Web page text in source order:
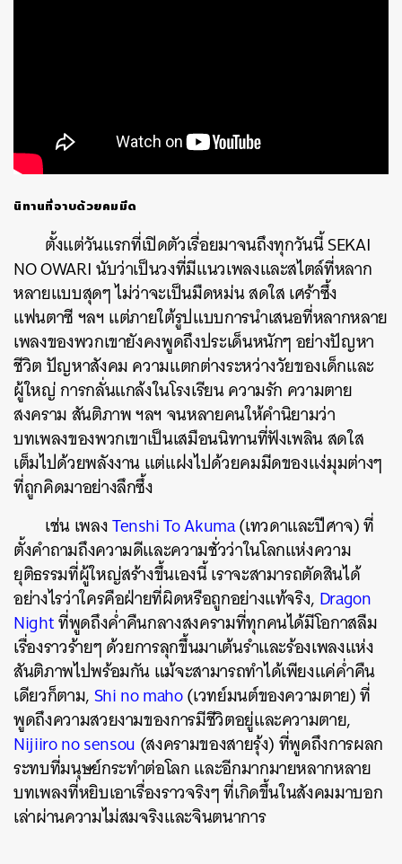
นิทานที่อาบด้วยคมมีด
ตั้งแต่วันแรกที่เปิดตัวเรื่อยมาจนถึงทุกวันนี้ SEKAI
NO OWARI นับว่าเป็นวงที่มีแนวเพลงและสไตล์ที่หลาก
หลายแบบสุดๆ ไม่ว่าจะเป็นมืดหม่น สดใส เศร้าซึ้ง
แฟนตาซี ฯลฯ แต่ภายใต้รูปแบบการนำเสนอที่หลากหลาย
เพลงของพวกเขายังคงพูดถึงประเด็นหนักๆ อย่างปัญหา
ชีวิต ปัญหาสังคม ความแตกต่างระหว่างวัยของเด็กและ
ผู้ใหญ่ การกลั่นแกล้งในโรงเรียน ความรัก ความตาย
สงคราม สันติภาพ ฯลฯ จนหลายคนให้คำนิยามว่า
บทเพลงของพวกเขาเป็นเสมือนนิทานที่ฟังเพลิน สดใส
เต็มไปด้วยพลังงาน แต่แฝงไปด้วยคมมีดของแง่มุมต่างๆ
ที่ถูกคิดมาอย่างลึกซึ้ง
เช่น เพลงTenshi To Akuma(เทวดาและปีศาจ) ที่
ตั้งคำถามถึงความดีและความชั่วว่าในโลกแห่งความ
ยุติธรรมที่ผู้ใหญ่สร้างขึ้นเองนี้ เราจะสามารถตัดสินได้
อย่างไรว่าใครคือฝ่ายที่ผิดหรือถูกอย่างแท้จริง, Dragon
Nightที่พูดถึงค่ำคืนกลางสงครามที่ทุกคนได้มีโอกาสลืม
เรื่องราวร้ายๆ ด้วยการลุกขึ้นมาเต้นรำและร้องเพลงแห่ง
สันติภาพไปพร้อมกัน แม้จะสามารถทำได้เพียงแค่ค่ำคืน
เดียวก็ตาม,Shi no maho(เวทย์มนต์ของความตาย) ที่
พูดถึงความสวยงามของการมีชีวิตอยู่และความตาย,
Nijiiro no sensou (สงครามของสายรุ้ง) ที่พูดถึงการผลก
ระทบที่มนุษย์กระทำต่อโลก และอีกมากมายหลากหลาย
บทเพลงที่หยิบเอาเรื่องราวจริงๆ ที่เกิดขึ้นในสังคมมาบอก
เล่าผ่านความไม่สมจริงและจินตนาการ